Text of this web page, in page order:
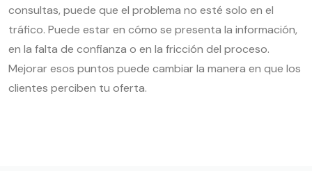
consultas, puede que el problema no esté solo en el
tráfico. Puede estar en cómo se presenta la información,
en la falta de confianza o en la fricción del proceso.
Mejorar esos puntos puede cambiar la manera en que los
clientes perciben tu oferta.